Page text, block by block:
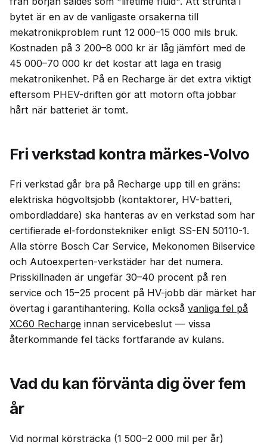
bytet är en av de vanligaste orsakerna till
mekatronikproblem runt 12 000–15 000 mils bruk.
Kostnaden på 3 200–8 000 kr är låg jämfört med de
45 000–70 000 kr det kostar att laga en trasig
mekatronikenhet. På en Recharge är det extra viktigt
eftersom PHEV-driften gör att motorn ofta jobbar
hårt när batteriet är tomt.
Fri verkstad kontra märkes-Volvo
Fri verkstad går bra på Recharge upp till en gräns:
elektriska högvoltsjobb (kontaktorer, HV-batteri,
ombordladdare) ska hanteras av en verkstad som har
certifierade el-fordonstekniker enligt SS-EN 50110-1.
Alla större Bosch Car Service, Mekonomen Bilservice
och Autoexperten-verkstäder har det numera.
Prisskillnaden är ungefär 30–40 procent på ren
service och 15–25 procent på HV-jobb där märket har
övertag i garantihantering. Kolla också vanliga fel på
XC60 Recharge innan servicebeslut — vissa
återkommande fel täcks fortfarande av kulans.
Vad du kan förvänta dig över fem
år
Vid normal körsträcka (1 500–2 000 mil per år)